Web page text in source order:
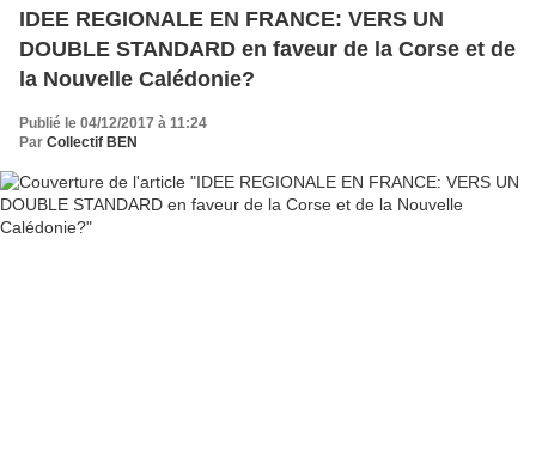
IDEE REGIONALE EN FRANCE: VERS UN
DOUBLE STANDARD en faveur de la Corse et de
la Nouvelle Calédonie?
Publié le 04/12/2017 à 11:24
Par Collectif BEN